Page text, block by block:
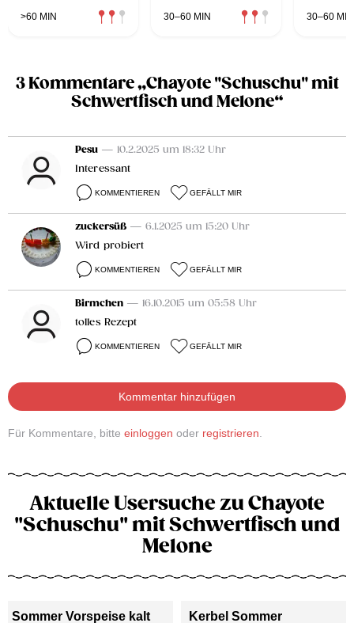
>60 MIN 30–60 MIN 30–60 MIN
3 Kommentare „Chayote "Schuschu" mit
Schwertfisch und Melone“
Pesu — 10.2.2025 um 18:32 Uhr
Interessant
KOMMENTIEREN GEFÄLLT MIR
zuckersüß — 6.1.2025 um 15:20 Uhr
Wird probiert
KOMMENTIEREN GEFÄLLT MIR
Birmchen — 16.10.2015 um 05:58 Uhr
tolles Rezept
KOMMENTIEREN GEFÄLLT MIR
Kommentar hinzufügen
Für Kommentare, bitte einloggen oder registrieren
Aktuelle Usersuche zu Chayote
"Schuschu" mit Schwertfisch und
Melone
Sommer Vorspeise kalt Kerbel Sommer